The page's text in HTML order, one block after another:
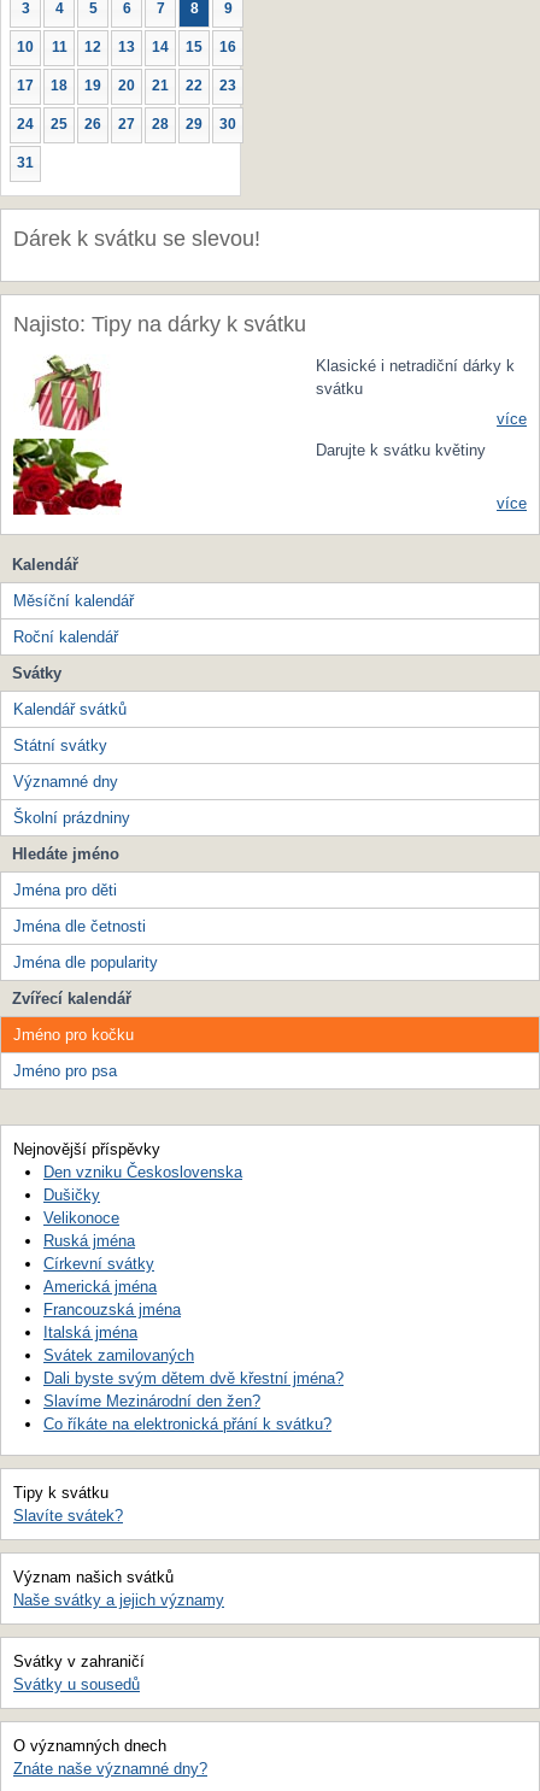
3 4 5 6 7 8 9
10 11 12 13 14 15 16
17 18 19 20 21 22 23
24 25 26 27 28 29 30
31
Dárek k svátku se slevou!
Najisto: Tipy na dárky k svátku
Klasické i netradiční dárky k
svátku
více
Darujte k svátku květiny
více
Kalendář
Měsíční kalendář
Roční kalendář
Svátky
Kalendář svátků
Státní svátky
Významné dny
Školní prázdniny
Hledáte jméno
Jména pro děti
Jména dle četnosti
Jména dle popularity
Zvířecí kalendář
Jméno pro kočku
Jméno pro psa
Nejnovější příspěvky
Den vzniku Československa
Dušičky
Velikonoce
Ruská jména
Církevní svátky
Americká jména
Francouzská jména
Italská jména
Svátek zamilovaných
Dali byste svým dětem dvě křestní jména?
Slavíme Mezinárodní den žen?
Co říkáte na elektronická přání k svátku?
Tipy k svátku
Slavíte svátek?
Význam našich svátků
Naše svátky a jejich významy
Svátky v zahraničí
Svátky u sousedů
O významných dnech
Znáte naše významné dny?